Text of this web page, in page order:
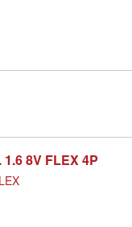
1.6 8V FLEX 4P